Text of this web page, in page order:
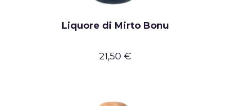
Liquore di Mirto Bonu
21,50 €